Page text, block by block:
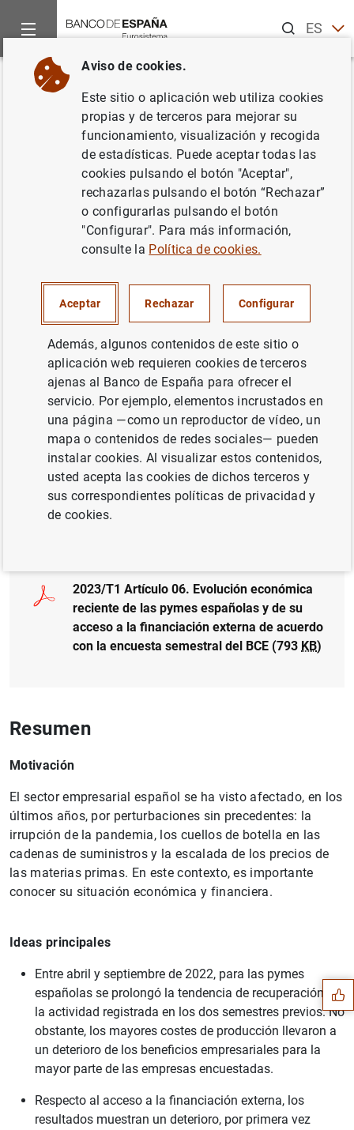
ESEN
Inicio Publicaciones
Volver
2023/T1 Artículo 06. Evolución
económica reciente de las
pymes españolas y de su
acceso a la financiación externa
de acuerdo con la encuesta
semestral del BCE
Serie: Boletín Económico.
Autor: Álvaro Menéndez y Maristela Mulino
2023/T1 Artículo 06. Evolución económica
reciente de las pymes españolas y de su
acceso a la financiación externa de acuerdo
con la encuesta semestral del BCE (793 KB)
Resumen
Motivación
El sector empresarial español se ha visto afectado, en los
últimos años, por perturbaciones sin precedentes: la
irrupción de la pandemia, los cuellos de botella en las
cadenas de suministros y la escalada de los precios de
las materias primas. En este contexto, es importante
conocer su situación económica y financiera.
Ideas principales
Entre abril y septiembre de 2022, para las pymes
españolas se prolongó la tendencia de recuperación de
la actividad registrada en los dos semestres previos. No
obstante, los mayores costes de producción llevaron a
un deterioro de los beneficios empresariales para la
mayor parte de las empresas encuestadas.
Respecto al acceso a la financiación externa, los
resultados muestran un deterioro, por primera vez
Sugerencias
Aviso de cookies.
Este sitio o aplicación web utiliza cookies
propias y de terceros para mejorar su
funcionamiento, visualización y recogida
de estadísticas. Puede aceptar todas las
cookies pulsando el botón "Aceptar",
rechazarlas pulsando el botón “Rechazar”
o configurarlas pulsando el botón
"Configurar". Para más información,
consulte la Política de cookies.
Aceptar Rechazar Configurar
Además, algunos contenidos de este sitio o
aplicación web requieren cookies de terceros
ajenas al Banco de España para ofrecer el
servicio. Por ejemplo, elementos incrustados en
una página —como un reproductor de vídeo, un
mapa o contenidos de redes sociales— pueden
instalar cookies. Al visualizar estos contenidos,
usted acepta las cookies de dichos terceros y
sus correspondientes políticas de privacidad y
de cookies.